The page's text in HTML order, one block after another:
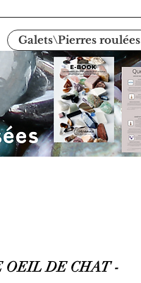
Galets\Pierres roulées
OEIL DE CHAT -